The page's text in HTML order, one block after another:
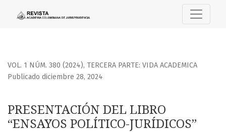
PRESENTACIÓN DEL LIBRO “ENSAYOS POLÍTICO-JURÍDICOS”
VOL. 1 NÚM. 380 (2024), TERCERA PARTE: VIDA ACADEMICA
PRESENTACIÓN DEL LIBRO
“ENSAYOS POLÍTICO-JURÍDICOS”
Publicado diciembre 28, 2024